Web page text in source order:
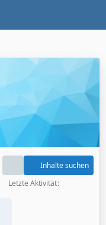
Inhalte suchen
Letzte Aktivität